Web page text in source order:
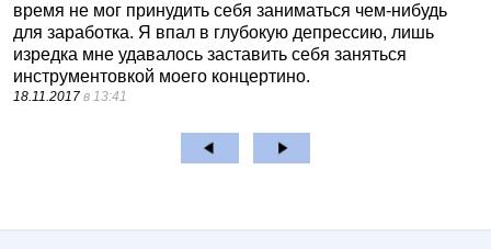
время не мог принудить себя заниматься чем-нибудь
для заработка. Я впал в глубокую депрессию, лишь
изредка мне удавалось заставить себя заняться
инструментовкой моего концертино.
18.11.2017 в 13:41